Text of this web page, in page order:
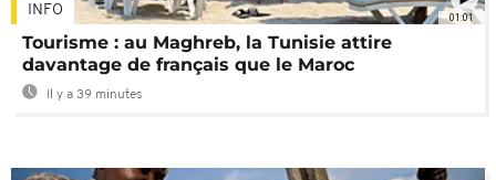
01:01
INFO
Tourisme : au Maghreb, la Tunisie attire
davantage de français que le Maroc
Il y a 39 minutes